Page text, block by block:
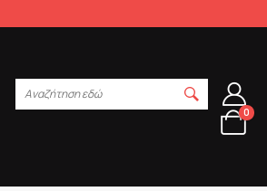
Αναζήτηση εδώ
0